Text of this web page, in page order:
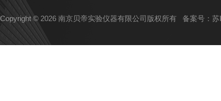
Copyright © 2026 南京贝帝实验仪器有限公司版权所有 备案号：